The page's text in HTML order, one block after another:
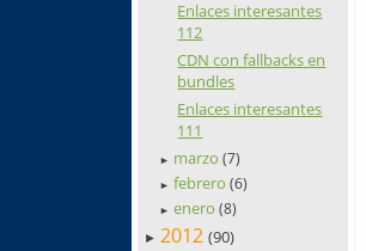
Enlaces interesantes
112
CDN con fallbacks en
bundles
Enlaces interesantes
111
► marzo(7)
► febrero(6)
► enero(8)
► 2012 (90)